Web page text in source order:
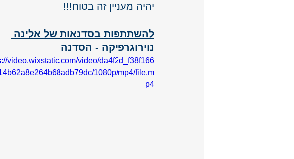
יהיה מעניין זה בטוח!!!
להשתתפות בסדנאות של אלינה
נוירוגרפיקה - הסדנה
video.wixstatic.com/video/da4f2d_f38f166
1080p/mp4/file.m
p4